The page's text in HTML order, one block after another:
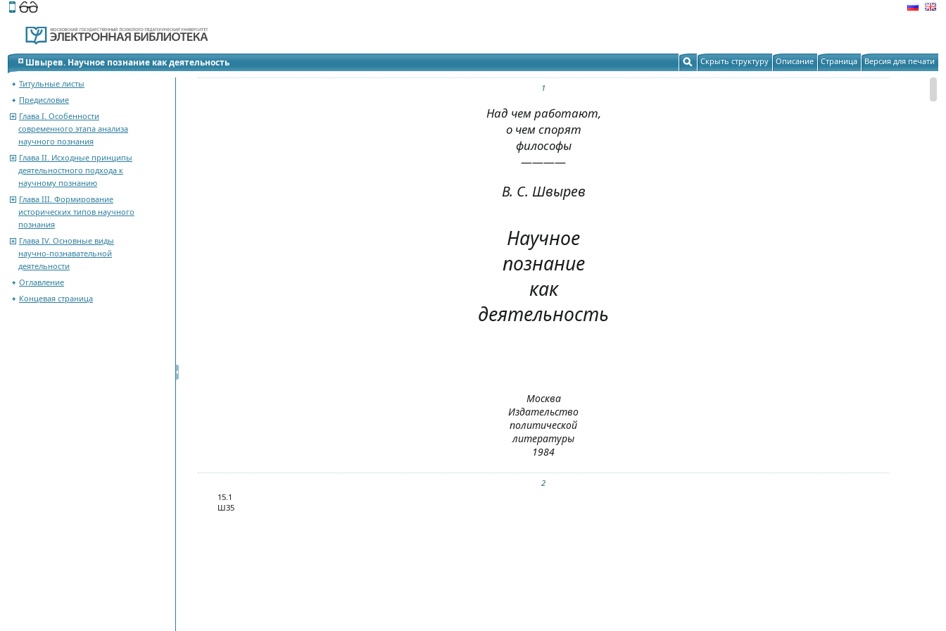
Этот сайт поддерживает
Швырев. Научное познание как деятельность Скрыть структуру Описание Страница Версия для печати
Титульные листы
Предисловие
Глава I. Особенности
современного этапа анализа
научного познания
Глава II. Исходные принципы
деятельностного подхода к
научному познанию
Глава III. Формирование
исторических типов научного
познания
Глава IV. Основные виды
научно-познавательной
деятельности
Оглавление
Концевая страница
1
Над чем работают,
о чем спорят
философы
————
В. С. Швырев
Научное
познание
как
деятельность
Москва
Издательство
политической
литературы
1984
2
15.1
Ш35